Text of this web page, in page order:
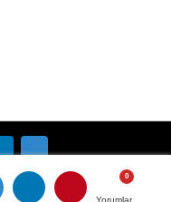
Yorumlar
Gizlilik İlkeleri